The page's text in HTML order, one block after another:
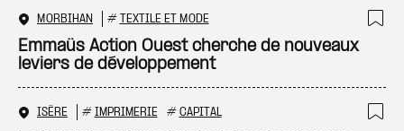
MORBIHAN # TEXTILE ET MODE
Emmaüs Action Ouest cherche de nouveaux
leviers de développement
ISÈRE # IMPRIMERIE # CAPITAL